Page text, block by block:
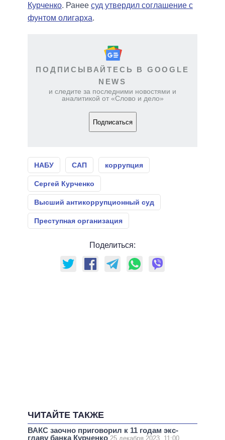
Курченко. Ранее суд утвердил соглашение с
фунтом олигарха.
ПОДПИСЫВАЙТЕСЬ В GOOGLE
NEWS
и следите за последними новостями и
аналитикой от «Слово и дело»
Подписаться
НАБУ САП коррупция
Сергей Курченко
Высший антикоррупционный суд
Преступная организация
Поделиться:
ЧИТАЙТЕ ТАКЖЕ
ВАКС заочно приговорил к 11 годам экс-
главу банка Курченко 25 декабря 2023, 11:00